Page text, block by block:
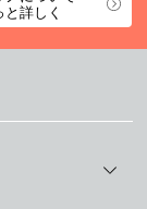
と詳しく